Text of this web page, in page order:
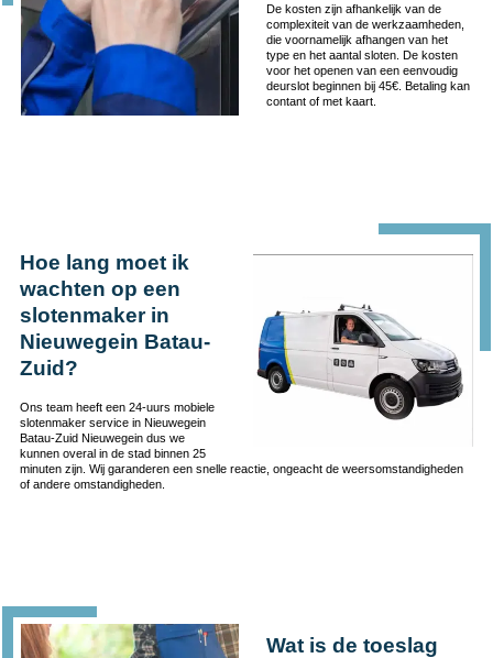
De kosten zijn afhankelijk van de
complexiteit van de werkzaamheden,
die voornamelijk afhangen van het
type en het aantal sloten. De kosten
voor het openen van een eenvoudig
deurslot beginnen bij 45€. Betaling kan
contant of met kaart.
Hoe lang moet ik
wachten op een
slotenmaker in
Nieuwegein Batau-
Zuid?
Ons team heeft een 24-uurs mobiele
slotenmaker service in Nieuwegein
Batau-Zuid Nieuwegein dus we
kunnen overal in de stad binnen 25
minuten zijn. Wij garanderen een snelle reactie, ongeacht de weersomstandigheden
of andere omstandigheden.
Wat is de toeslag